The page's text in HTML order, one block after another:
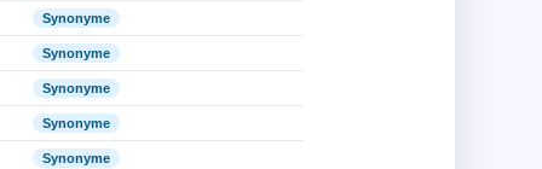
Synonyme
Synonyme
Synonyme
Synonyme
Synonyme